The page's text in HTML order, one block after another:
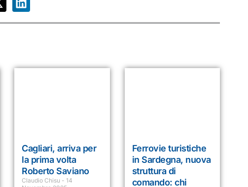
Cagliari, arriva per
la prima volta
Roberto Saviano
Claudio Chisu
14
Ferrovie turistiche
in Sardegna, nuova
struttura di
comando: chi